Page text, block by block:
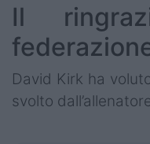
Il
David Kirk ha
svolto